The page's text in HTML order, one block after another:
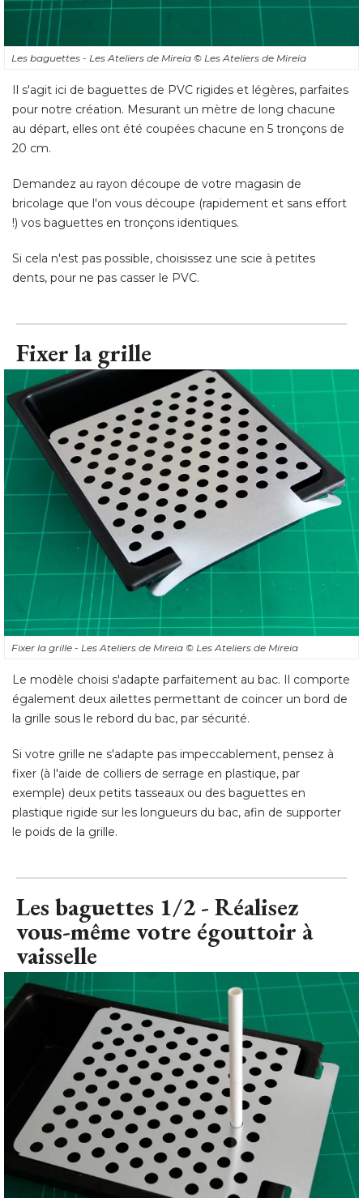
Les baguettes - Les Ateliers de Mireia © Les Ateliers de Mireia
Il s'agit ici de baguettes de PVC rigides et légères, parfaites
pour notre création. Mesurant un mètre de long chacune
au départ, elles ont été coupées chacune en 5 tronçons de
20 cm.
Demandez au rayon découpe de votre magasin de
bricolage que l'on vous découpe (rapidement et sans effort
!) vos baguettes en tronçons identiques.
Si cela n'est pas possible, choisissez une scie à petites
dents, pour ne pas casser le PVC.
Fixer la grille
Fixer la grille - Les Ateliers de Mireia © Les Ateliers de Mireia
Le modèle choisi s'adapte parfaitement au bac. Il comporte
également deux ailettes permettant de coincer un bord de
la grille sous le rebord du bac, par sécurité.
Si votre grille ne s'adapte pas impeccablement, pensez à
fixer (à l'aide de colliers de serrage en plastique, par
exemple) deux petits tasseaux ou des baguettes en
plastique rigide sur les longueurs du bac, afin de supporter
le poids de la grille.
Les baguettes 1/2 - Réalisez
vous-même votre égouttoir à
vaisselle